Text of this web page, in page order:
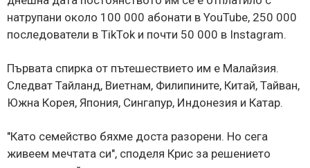
натрупани около 100 000 абонати в YouTube, 250 000
последователи в TikTok и почти 50 000 в Instagram.
Първата спирка от пътешествието им е Малайзия.
Следват Тайланд, Виетнам, Филипините, Китай, Тайван,
Южна Корея, Япония, Сингапур, Индонезия и Катар.
"Като семейство бяхме доста разорени. Но сега
живеем мечтата си", споделя Крис за решението